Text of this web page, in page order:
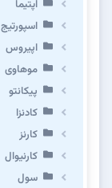
اپتیما
اسپورتیج
اپیروس
موهاوی
پیکانتو
کادنزا
کارنز
کارنیوال
سول